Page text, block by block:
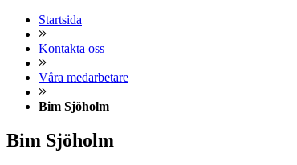
Startsida
Kontakta oss
Våra medarbetare
Bim Sjöholm
Bim Sjöholm